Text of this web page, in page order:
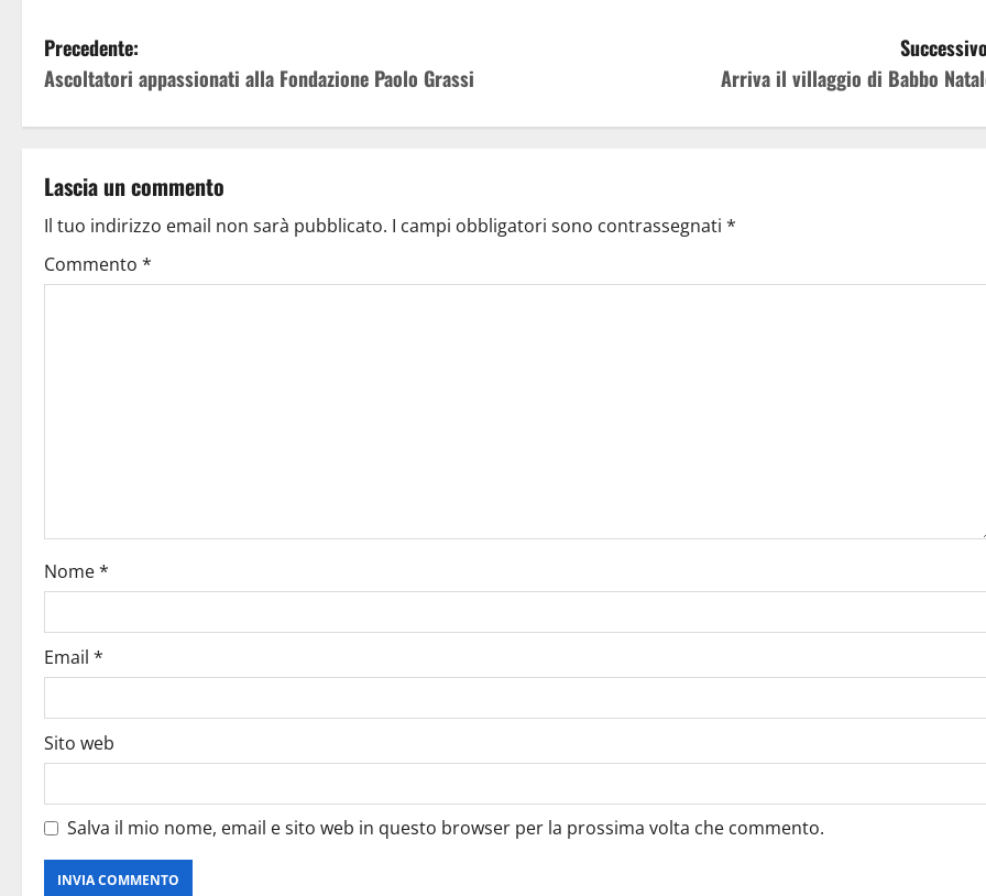
Precedente:
Ascoltatori appassionati alla Fondazione Paolo Grassi
Arriva il villaggio di Babbo
Lascia un commento
Il tuo indirizzo email non sarà pubblicato. I campi obbligatori sono contrassegnati *
Commento *
Nome*
Email *
Sito web
Salva il mio nome, email e sito web in questo browser per la prossima volta che commento.